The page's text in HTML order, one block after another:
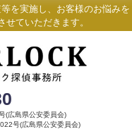
を実施し、お客様のお悩みを
ていただきます。
(広島県公安委員会)
号(広島県公安委員会)